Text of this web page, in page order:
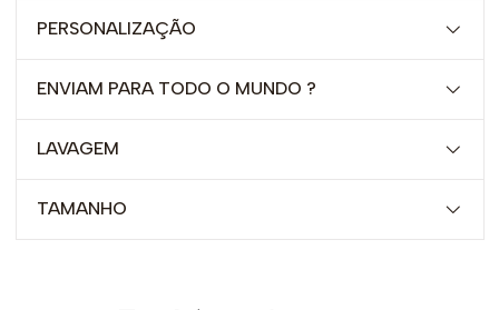
PERSONALIZAÇÃO
ENVIAM PARA TODO O MUNDO ?
LAVAGEM
TAMANHO